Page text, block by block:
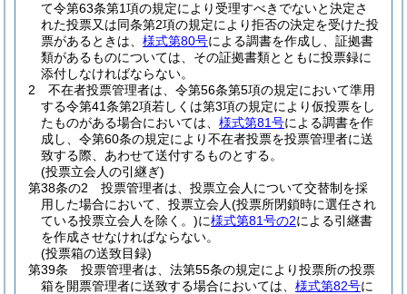
て令第63条第1項の規定により受理すべきでないと決定さ
れた投票又は同条第2項の規定により拒否の決定を受けた投
票があるときは、 様式第80号による調書を作成し、証拠書
類があるものについては、その証拠書類とともに投票録に
添付しなければならない。
2
不在者投票管理者は、令第56条第5項の規定において準用
する令第41条第2項若しくは第3項の規定により仮投票をし
たものがある場合においては、 様式第81号による調書を作
成し、令第60条の規定により不在者投票を投票管理者に送
致する際、あわせて送付するものとする。
(投票立会人の引継ぎ)
第38条の2
投票管理者は、投票立会人について交替制を採
用した場合において、投票立会人(投票所閉鎖時に選任され
ている投票立会人を除く。)に様式第81号の2による引継書
を作成させなければならない。
(投票箱の送致目録)
第39条
投票管理者は、法第55条の規定により投票所の投票
箱を開票管理者に送致する場合においては、 様式第82号に